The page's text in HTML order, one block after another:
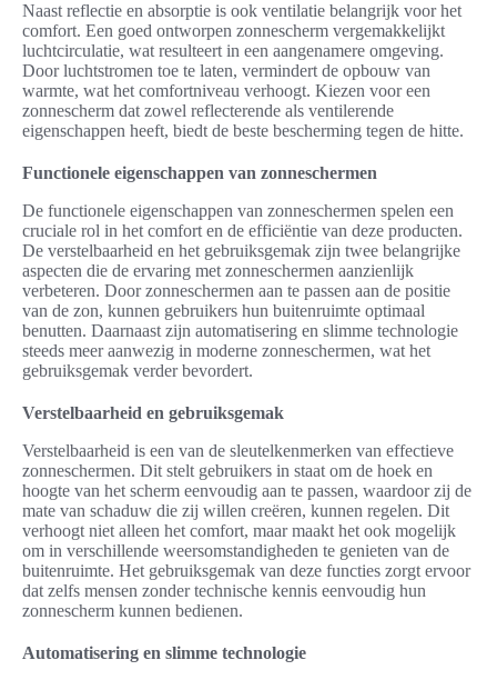
Naast reflectie en absorptie is ook ventilatie belangrijk voor het
comfort. Een goed ontworpen zonnescherm vergemakkelijkt
luchtcirculatie, wat resulteert in een aangenamere omgeving.
Door luchtstromen toe te laten, vermindert de opbouw van
warmte, wat het comfortniveau verhoogt. Kiezen voor een
zonnescherm dat zowel reflecterende als ventilerende
eigenschappen heeft, biedt de beste bescherming tegen de hitte.
Functionele eigenschappen van zonneschermen
De functionele eigenschappen van zonneschermen spelen een
cruciale rol in het comfort en de efficiëntie van deze producten.
De verstelbaarheid en het gebruiksgemak zijn twee belangrijke
aspecten die de ervaring met zonneschermen aanzienlijk
verbeteren. Door zonneschermen aan te passen aan de positie
van de zon, kunnen gebruikers hun buitenruimte optimaal
benutten. Daarnaast zijn automatisering en slimme technologie
steeds meer aanwezig in moderne zonneschermen, wat het
gebruiksgemak verder bevordert.
Verstelbaarheid en gebruiksgemak
Verstelbaarheid is een van de sleutelkenmerken van effectieve
zonneschermen. Dit stelt gebruikers in staat om de hoek en
hoogte van het scherm eenvoudig aan te passen, waardoor zij de
mate van schaduw die zij willen creëren, kunnen regelen. Dit
verhoogt niet alleen het comfort, maar maakt het ook mogelijk
om in verschillende weersomstandigheden te genieten van de
buitenruimte. Het gebruiksgemak van deze functies zorgt ervoor
dat zelfs mensen zonder technische kennis eenvoudig hun
zonnescherm kunnen bedienen.
Automatisering en slimme technologie